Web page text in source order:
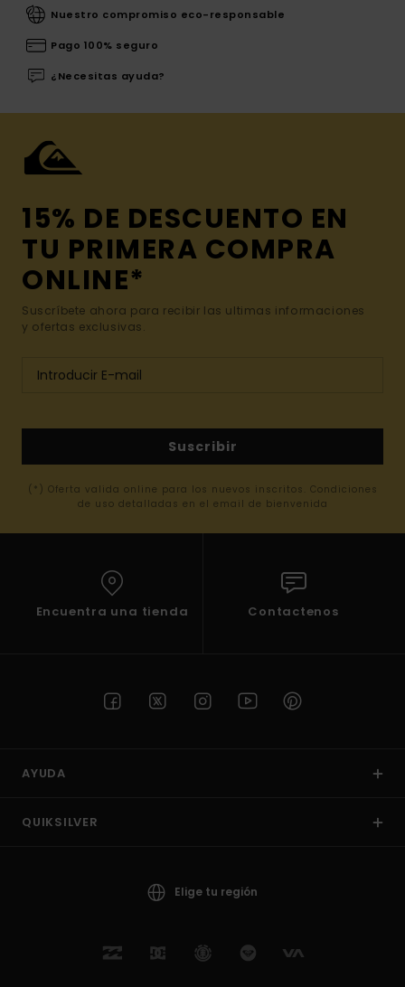
Nuestro compromiso eco-responsable
Pago 100% seguro
¿Necesitas ayuda?
15% DE DESCUENTO EN
TU PRIMERA COMPRA
ONLINE*
Suscríbete ahora para recibir las ultimas informaciones
y ofertas exclusivas.
Suscribir
(*) Oferta valida online para los nuevos inscritos. Condiciones
de uso detalladas en el email de bienvenida
Encuentra una tienda Contactenos
AYUDA
QUIKSILVER
Elige tu región